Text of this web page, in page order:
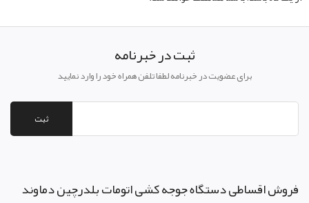
ثبت در خبرنامه
برای عضویت در خبرنامه لطفا تلفن همراه خود را وارد نمایید
ثبت
فروش اقساطی دستگاه جوجه کشی اتومات بلدرچین دماوند